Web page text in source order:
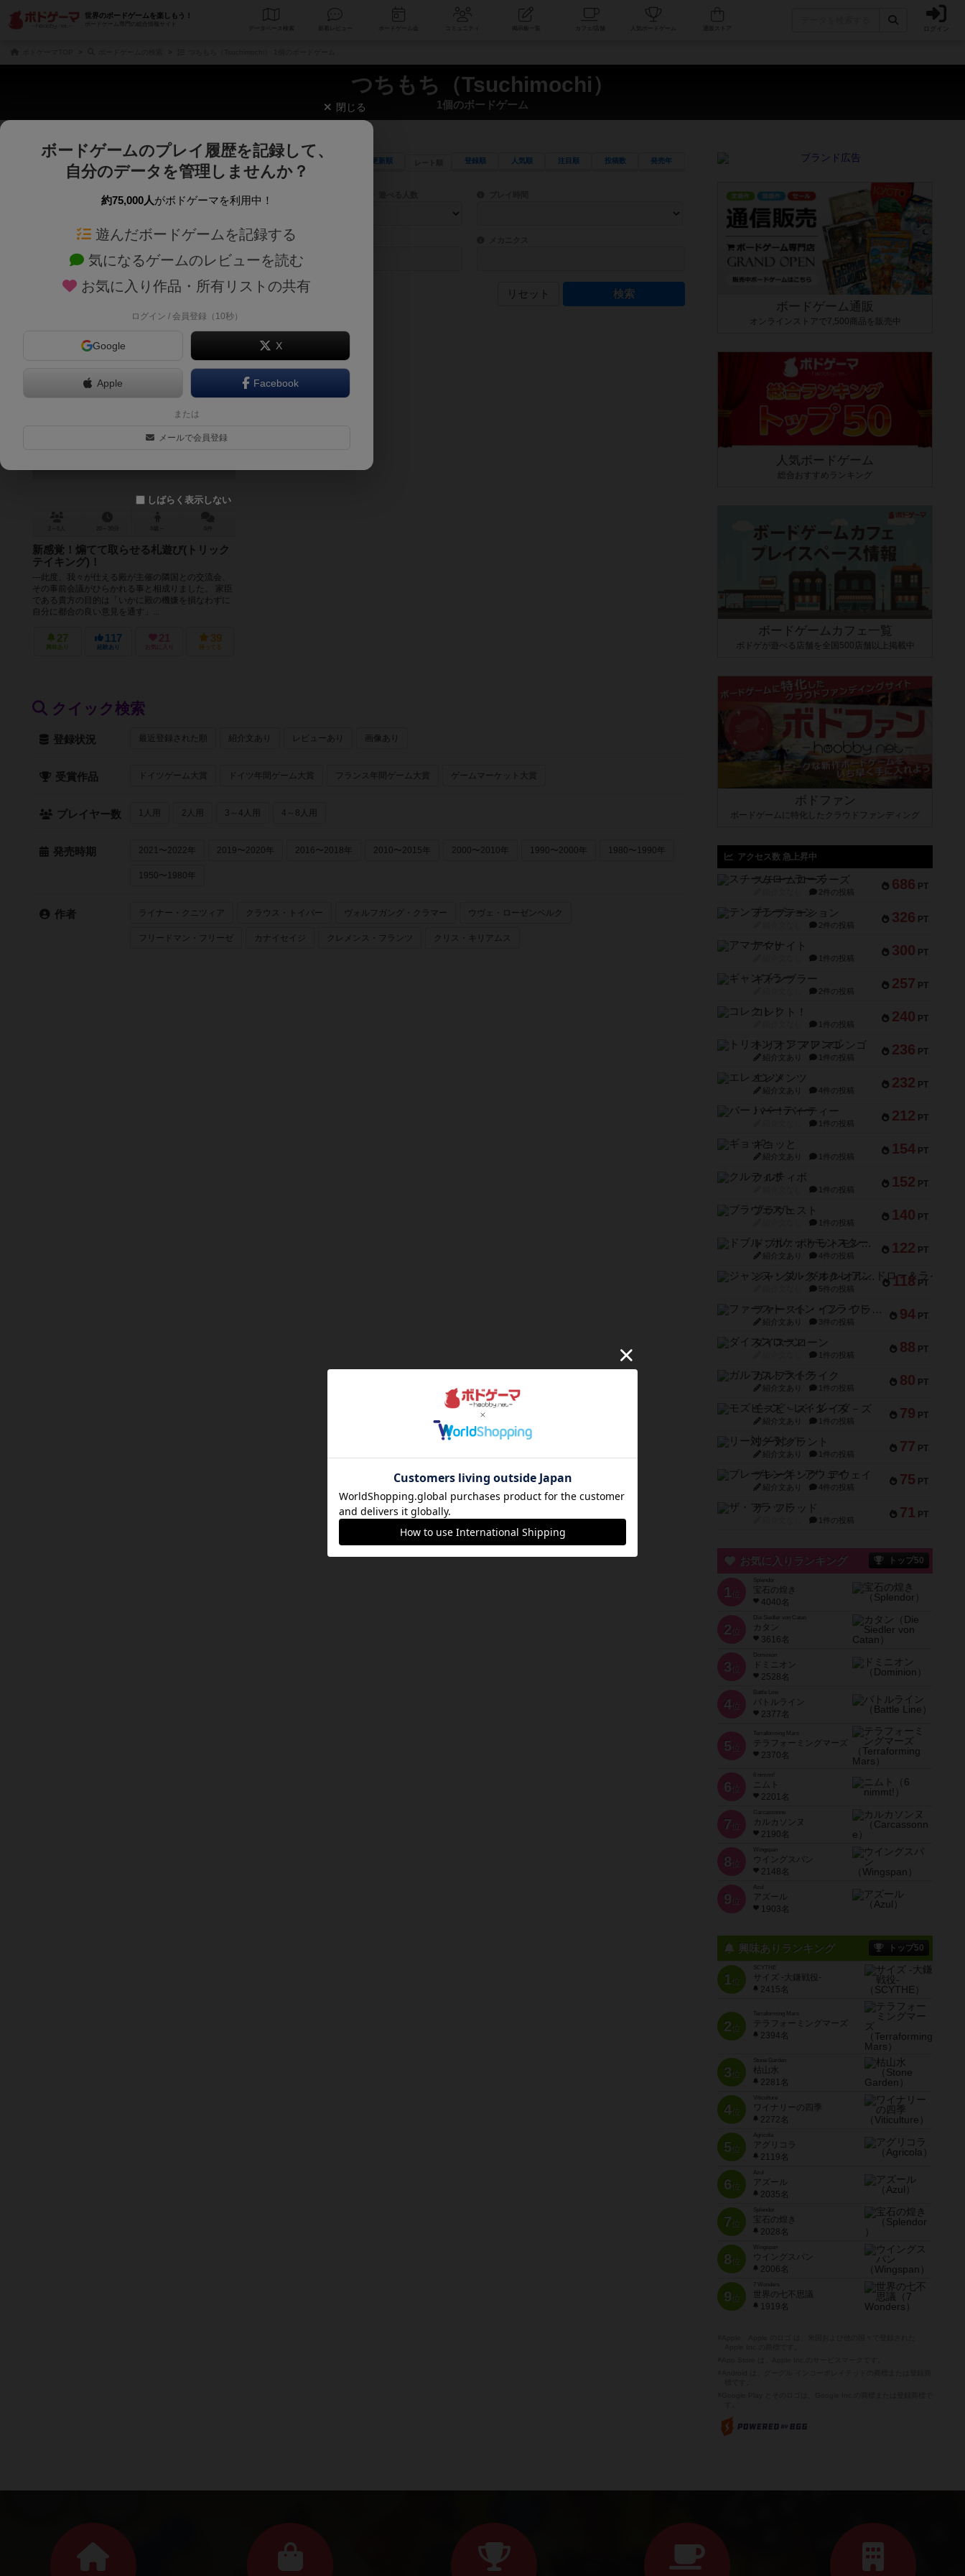
世界のボードゲームを楽しもう！
ボードゲーム専門の総合情報サイト
データベース コミュニティ 人気ボードゲーム ログイン
つちもち（Tsuchimochi）
1個のボードゲーム
じっくり表示 更新順 登録順 人気順 注目順 投稿数 発売年
商品名、商品説明文、デザイナー名、テーマ名、メカニクス名を対象にフリーワード検索ができます。
ゲームデザイナー名を指定して検索できます。
ゲームデザイナー 目安となる所要時間を指定することができます。マニュアルを読む時間や参加者へのルール説明時間は含まれていないため、初めて
対象年齢を指定します。 世界観や登場人物などモチーフ・ストーリーを指定することができます。直感的にゲームシステムを理解できるよう、中世ファンタジー・クッキング・海賊同士の対決など、ゲームコンセプトを絞
テーマ/フレーバー ゲーム性を構成するコアシステムです。主にボードゲームに慣れている方向けの絞込機能です。例えば「ダイスロール」はランダ
リセット
6.1
新感覚！煽てて取らせる札遊び(トリック
テイキング)！
---此度、我々が仕える殿が主催の隣国との交流会、
その事前会議がひらかれる事と相成りました。 家臣
である貴方の目的は「いかに殿の機嫌を損なわずに
自分に都合の良い意見を通す」...
27
興味あり
117
経験あり
21
お気に入り
39
持ってる
クイック検索
登録状況 最近登録された順 紹介文あり レビューあり 画像あり
受賞作品 ドイツゲーム大賞 ドイツ年間ゲーム大賞 フランス年間ゲーム大賞 ゲームマーケット大賞
プレイヤー数 1人用 2人用 3～4人用 4～8人用
発売時期 2021〜2022年 2019〜2020年 2016〜2018年 2010〜2015年 2000〜2010年 1990〜2000年 1980〜1990年
1950〜1980年
作者 ライナー・クニツィア クラウス・トイバー ヴォルフガング・クラマー ウヴェ・ローゼンベルク
フリードマン・フリーゼ カナイセイジ クレメンス・フランツ クリス・キリアムス
ボードゲーム通販
オンラインストアで7,500商品を販売中
人気ボードゲーム
総合おすすめランキング
ボードゲームカフェ一覧
ボドゲが遊べる店舗を全国500店舗以上掲載中
ボドファン
ボードゲームに特化したクラウドファンディング
アクセス数 急上昇中
686 PT
スチームローラーズ
2件の投稿
326 PT
テンプテーション
2件の投稿
300 PT
アマナイト
1件の投稿
257 PT
ギャンブラー
2件の投稿
240 PT
コレクト！
1件の投稿
236 PT
トリオンフ ア マレンゴ
紹介文あり 1件の投稿
232 PT
エレメンツ
紹介文あり 4件の投稿
212 PT
バー！パーティー
1件の投稿
154 PT
ギョッと
紹介文あり 1件の投稿
152 PT
クルティボ
1件の投稿
140 PT
ブラヴェスト
1件の投稿
122 PT
ドブル：ポケットモンスター
紹介文あり 4件の投稿
118 PT
ジャンヌ・ダルク-オルレアン ドロー＆ライト
5件の投稿
94 PT
ファースト・イン・フライト
紹介文あり 3件の投稿
88 PT
ダイススローン
1件の投稿
80 PT
ガルフストライク
紹介文あり 1件の投稿
79 PT
モズビ－ズ・レイダ－ズ
紹介文あり 1件の投稿
77 PT
リー対グラント
紹介文あり 1件の投稿
75 PT
ブレーキング・アウェイ
紹介文あり 4件の投稿
71 PT
ザ・フラッド
1件の投稿
お気に入りランキング トップ50
1 位
宝石の煌き
4040名
2 位
Die Siedler von Catan
カタン
3616名
3 位
ドミニオン
2528名
4位
Battle Line
バトルライン
2377名
5 位
Terraforming Mars
テラフォーミングマーズ
2370名
6 位
ニムト
2201名
7 位
Carcassonne
カルカソンヌ
2190名
8 位
Wingspan
ウイングスパン
2148名
9 位
Azul
アズール
1903名
興味ありランキング トップ50
1位
SCYTHE
サイズ -大鎌戦役-
2415名
2位
Terraforming Mars
テラフォーミングマーズ
2394名
3位
Stone Garden
枯山水
2281名
4位
Viticulture
ワイナリーの四季
2272名
5位
Agricola
アグリコラ
2119名
6位
Azul
アズール
2035名
7位
宝石の煌き
2028名
8位
Wingspan
ウイングスパン
2006名
9位
7 Wonders
世界の七不思議
1919名
閉じる
ボードゲームのプレイ履歴を記録して、
自分のデータを管理しませんか？
約75,000人がボドゲーマを利用中！
遊んだボードゲームを記録する
気になるゲームのレビューを読む
お気に入り作品・所有リストの共有
ログイン / 会員登録（10秒）
Google X
Apple Facebook
または
メールで会員登録
しばらく表示しない